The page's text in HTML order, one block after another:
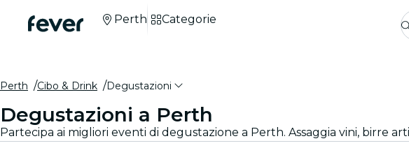
Perth Categorie
Perth Cibo & Drink Degustazioni
Degustazioni a Perth
Partecipa ai migliori eventi di degustazione a Perth. Assaggia vini, birre